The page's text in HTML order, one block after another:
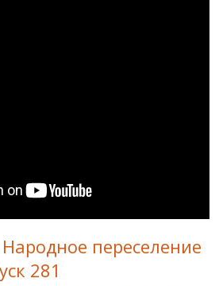
FOR FREEDOM
переселение
281